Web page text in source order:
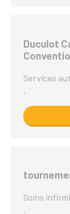
Duculot
Services
,
Soins
,